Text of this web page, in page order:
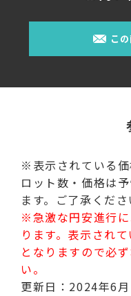
こ
※表示されている価
ロット数・価格は
ます。ご了承くださ
※急激な円安進行
ります。表示され
となりますので必
い。
更新日：2024年6月